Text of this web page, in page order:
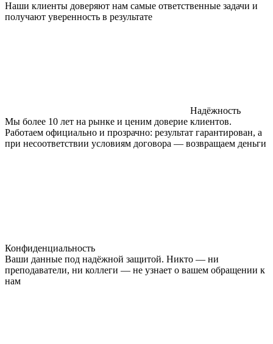
Наши клиенты доверяют нам самые ответственные задачи и
получают уверенность в результате
Надёжность
Мы более 10 лет на рынке и ценим доверие клиентов.
Работаем официально и прозрачно: результат гарантирован, а
при несоответствии условиям договора — возвращаем деньги
Конфиденциальность
Ваши данные под надёжной защитой. Никто — ни
преподаватели, ни коллеги — не узнает о вашем обращении к
нам